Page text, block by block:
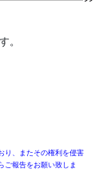
。
り、またその権利を侵害
ご報告をお願い致しま